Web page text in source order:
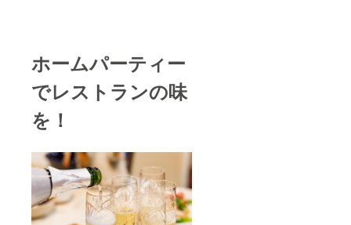
ホームパーティー
でレストランの味
を！